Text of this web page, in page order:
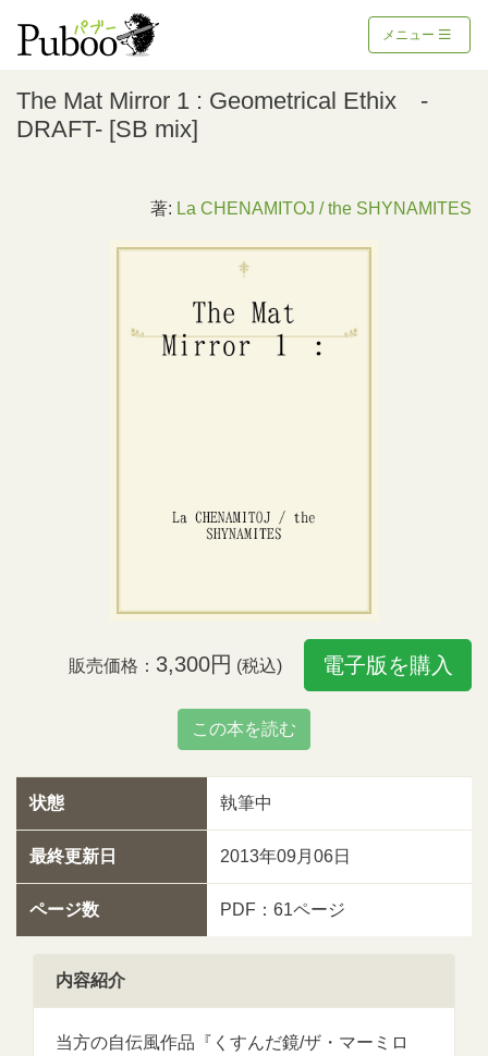
メニュー
The Mat Mirror 1 : Geometrical Ethix -
DRAFT- [SB mix]
著: La CHENAMITOJ / the SHYNAMITES
販売価格： 3,300円 (税込) 電子版を購入
この本を読む
状態 執筆中
最終更新日 2013年09月06日
ページ数 PDF：61ページ
内容紹介
当方の自伝風作品『くすんだ鏡/ザ・マーミロ